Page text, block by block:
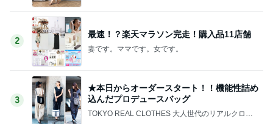
2
最速！？楽天マラソン完走！購入品11店舗
妻です。ママです。女です。
3
★本日からオーダースタート！！機能性詰め
込んだプロデュースバッグ
TOKYO REAL CLOTHES 大人世代のリアルクロー